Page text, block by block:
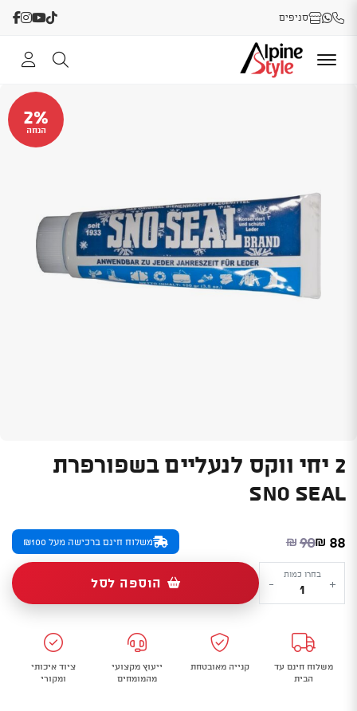
סניפים
2 יחי ווקס לנעליים בשפורפרת
SNO SEAL
2%
הנחה
₪ 90
המחיר המקורי היה: ₪90.
₪ 88
המחיר הנוכחי הוא: ₪88. משלוח חינם ברכישה מעל ₪100
+
כמות
של
יחי
ווקס
לנעליים
בחרו כמות
- הוספה לסל
משלוח חינם עד
הבית
קנייה מאובטחת
ייעוץ מקצועי
מהמומחים
ציוד איכותי
ומקורי